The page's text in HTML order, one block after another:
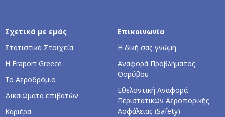
Σχετικά με εμάς
Στατιστικά Στοιχεία
Η Fraport Greece
Το Αεροδρόμιο
Δικαιώματα επιβατών
Καριέρα
Επικοινωνία
Η δική σας γνώμη
Αναφορά Προβλήματος
Θορύβου
Εθελοντική Αναφορά
Περιστατικών Αεροπορικής
Ασφάλειας (Safety)